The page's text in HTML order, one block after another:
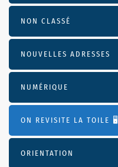
NON CLASSÉ
NOUVELLES ADRESSES
NUMÉRIQUE
ON REVISITE LA TOILE 🖥️
ORIENTATION